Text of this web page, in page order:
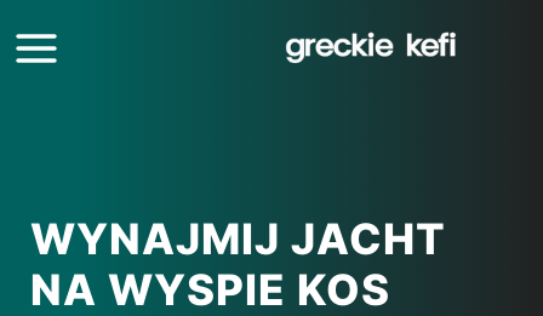
WYNAJMIJ JACHT
NA WYSPIE KOS